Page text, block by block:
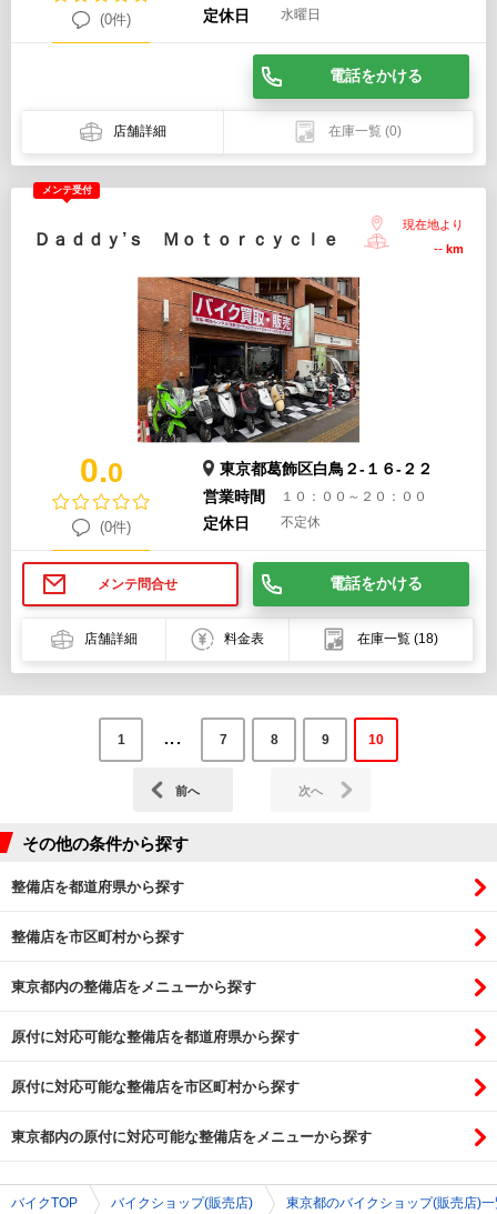
(0件) 定休日 水曜日
電話をかける
店舗詳細 在庫一覧 (0)
メンテ受付
Ｄａｄｄｙ’ｓ Ｍｏｔｏｒｃｙｃｌｅ
現在地より
-- km
0.0
(0件)
東京都葛飾区白鳥２-１６-２２
営業時間
１０：００～２０：００
定休日 不定休
メンテ問合せ 電話をかける
店舗詳細 料金表 在庫一覧 (18)
1 ... 7 8 9 10
その他の条件から探す
整備店を都道府県から探す
整備店を市区町村から探す
東京都内の整備店をメニューから探す
原付に対応可能な整備店を都道府県から探す
原付に対応可能な整備店を市区町村から探す
東京都内の原付に対応可能な整備店をメニューから探す
バイクTOP バイクショップ(販売店) 東京都のバイクショップ(販売店)